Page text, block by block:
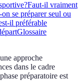
Faut-il vraiment
on se préparer seul ou
il préférable
Glossaire
approche
dans le cadre
préparatoire est